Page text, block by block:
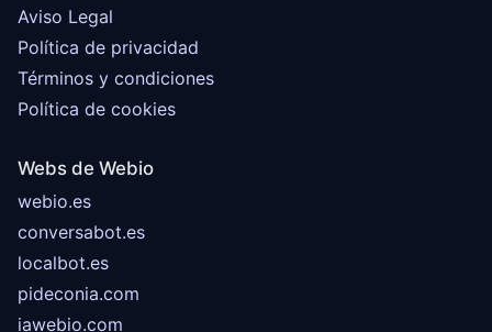
Aviso Legal
Política de privacidad
Términos y condiciones
Política de cookies
Webs de Webio
webio.es
conversabot.es
localbot.es
pideconia.com
iawebio.com